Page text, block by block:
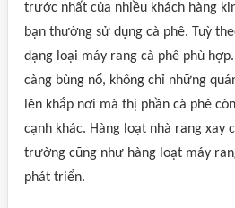
trước nhất của nhiều khách hàng
bạn thường sử dụng cà phê. Tuỳ
dạng loại máy rang cà phê phù
càng bùng nổ, không chỉ những
lên khắp nơi mà thị phần cà phê
cạnh khác. Hàng loạt nhà rang xay
trường cũng như hàng loạt máy
phát triển.